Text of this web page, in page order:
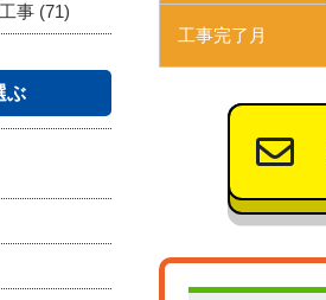
工事完了月
事 (71)
ぶ